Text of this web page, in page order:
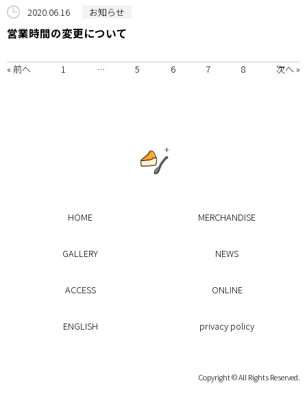
2020.06.16 お知らせ
営業時間の変更について
« 前へ 1 … 5 6 7 8 次へ »
HOME MERCHANDISE
GALLERY NEWS
ACCESS ONLINE
ENGLISH privacy policy
Copyright © All Rights Reserved.